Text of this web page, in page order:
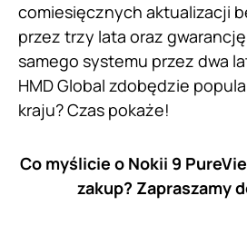
comiesięcznych aktualizacji
przez trzy lata oraz
samego systemu przez dwa
HMD Global zdobędzie
kraju? Czas pokaże!
Co myślicie o Nokii 9
zakup? Zapraszamy